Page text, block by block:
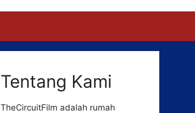
Tentang Kami
TheCircuitFilm adalah rumah